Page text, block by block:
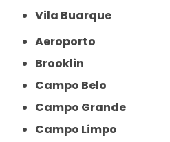
Vila Buarque
Aeroporto
Brooklin
Campo Belo
Campo Grande
Campo Limpo